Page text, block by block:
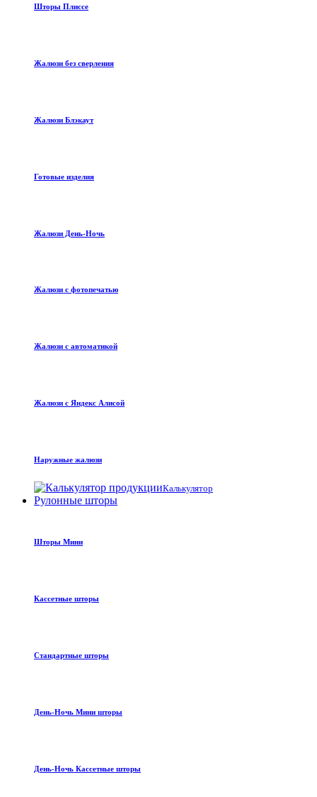
Шторы Плиссе
Жалюзи без сверления
Жалюзи Блэкаут
Готовые изделия
Жалюзи День-Ночь
Жалюзи с фотопечатью
Жалюзи с автоматикой
Жалюзи с Яндекс Алисой
Наружные жалюзи
Калькулятор
Рулонные шторы
Шторы Мини
Кассетные шторы
Стандартные шторы
День-Ночь Мини шторы
День-Ночь Кассетные шторы